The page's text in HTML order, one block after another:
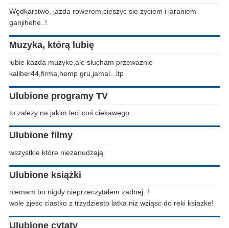
Wędkarstwo, jazda rowerem,cieszyc sie zyciem i jaraniem
ganjihehe..!
Muzyka, którą lubię
lubie kazda muzyke,ale slucham przewaznie
kaliber44,firma,hemp gru,jamal...itp
Ulubione programy TV
to zalezy na jakim leci coś ciekawego
Ulubione filmy
wszystkie które niezanudzają
Ulubione książki
niemam bo nigdy nieprzeczytalem zadnej..!
wole zjesc ciastko z trzydziesto latka niz wziąsc do reki ksiazke!
Ulubione cytaty